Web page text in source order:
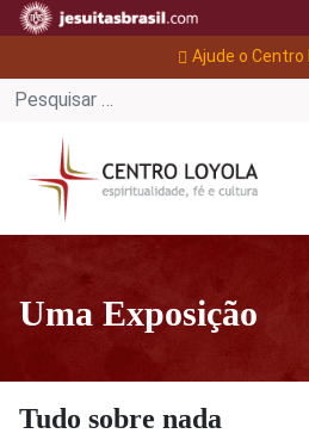
Ajude o Centro
Uma Exposição
Tudo sobre nada